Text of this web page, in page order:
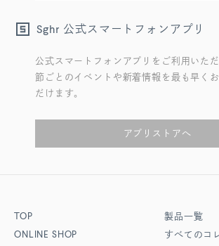
Sghr 公式スマートフォンアプリ
公式スマートフォンアプリをご利用いた
節ごとのイベントや新着情報を最も早く
だけます。
アプリストアへ
TOP
ONLINE SHOP
製品一覧
すべてのコ